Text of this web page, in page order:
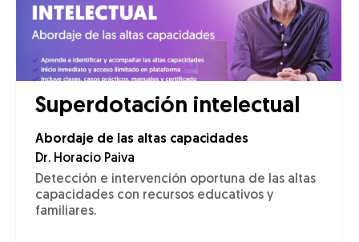
Superdotación intelectual
Abordaje de las altas capacidades
Dr. Horacio Paiva
Detección e intervención oportuna de las altas
capacidades con recursos educativos y
familiares.